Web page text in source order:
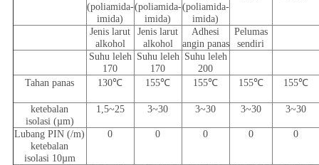
(poliamida-
imida)
(poliamida-
imida)
(poliamida-
imida)
Jenis larut
alkohol
Jenis larut
alkohol
Adhesi
angin panas
Pelumas
sendiri
Suhu leleh
170
Suhu leleh
170
Suhu leleh
200
Tahan panas
130℃ 155℃ 155℃ 155℃ 155℃
ketebalan
isolasi (µm)
1,5~25 3~30 3~30 3~30 3~30
Lubang PIN (/m)
ketebalan
isolasi 10µm
0 0 0 0 0